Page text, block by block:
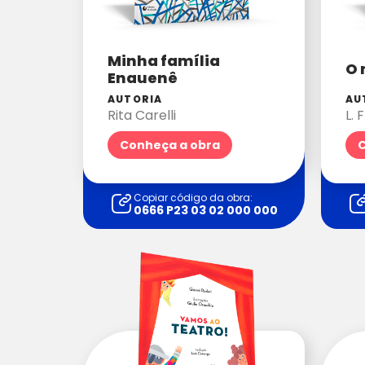
Minha família
Enauenê
AUTORIA
Rita Carelli
Conheça a obra
Copiar código da obra:
0666 P23 03 02 000 000
O
L.